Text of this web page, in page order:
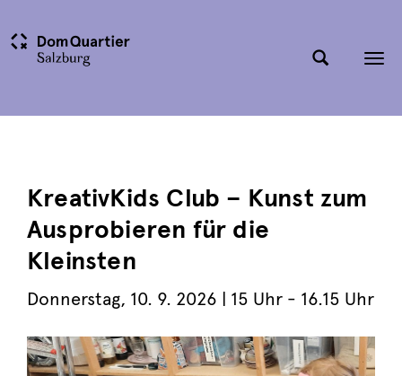
KreativKids Club – Kunst zum
Ausprobieren für die
Kleinsten
Donnerstag, 10. 9. 2026 | 15 Uhr - 16.15 Uhr